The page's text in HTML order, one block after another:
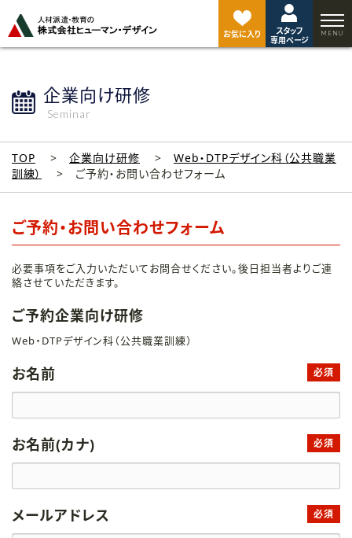
お気に入り
スタッフ
専用ページ
企業向け研修
Seminar
TOP 企業向け研修
Web・DTPデザイン科（公共職業
訓練）
ご予約・お問い合わせフォーム
ご予約・お問い合わせフォーム
必要事項をご入力いただいてお問合せください。後日担当者よりご連
絡させていただきます。
ご予約企業向け研修
Web・DTPデザイン科（公共職業訓練）
お名前 必須
お名前(カナ) 必須
メールアドレス 必須
ジ
ト